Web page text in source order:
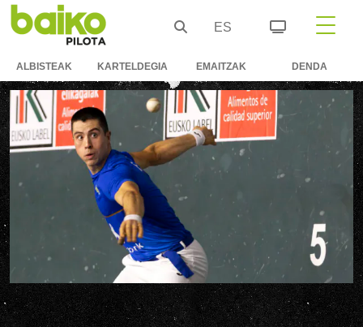
ES
ALBISTEAK KARTELDEGIA EMAITZAK DENDA